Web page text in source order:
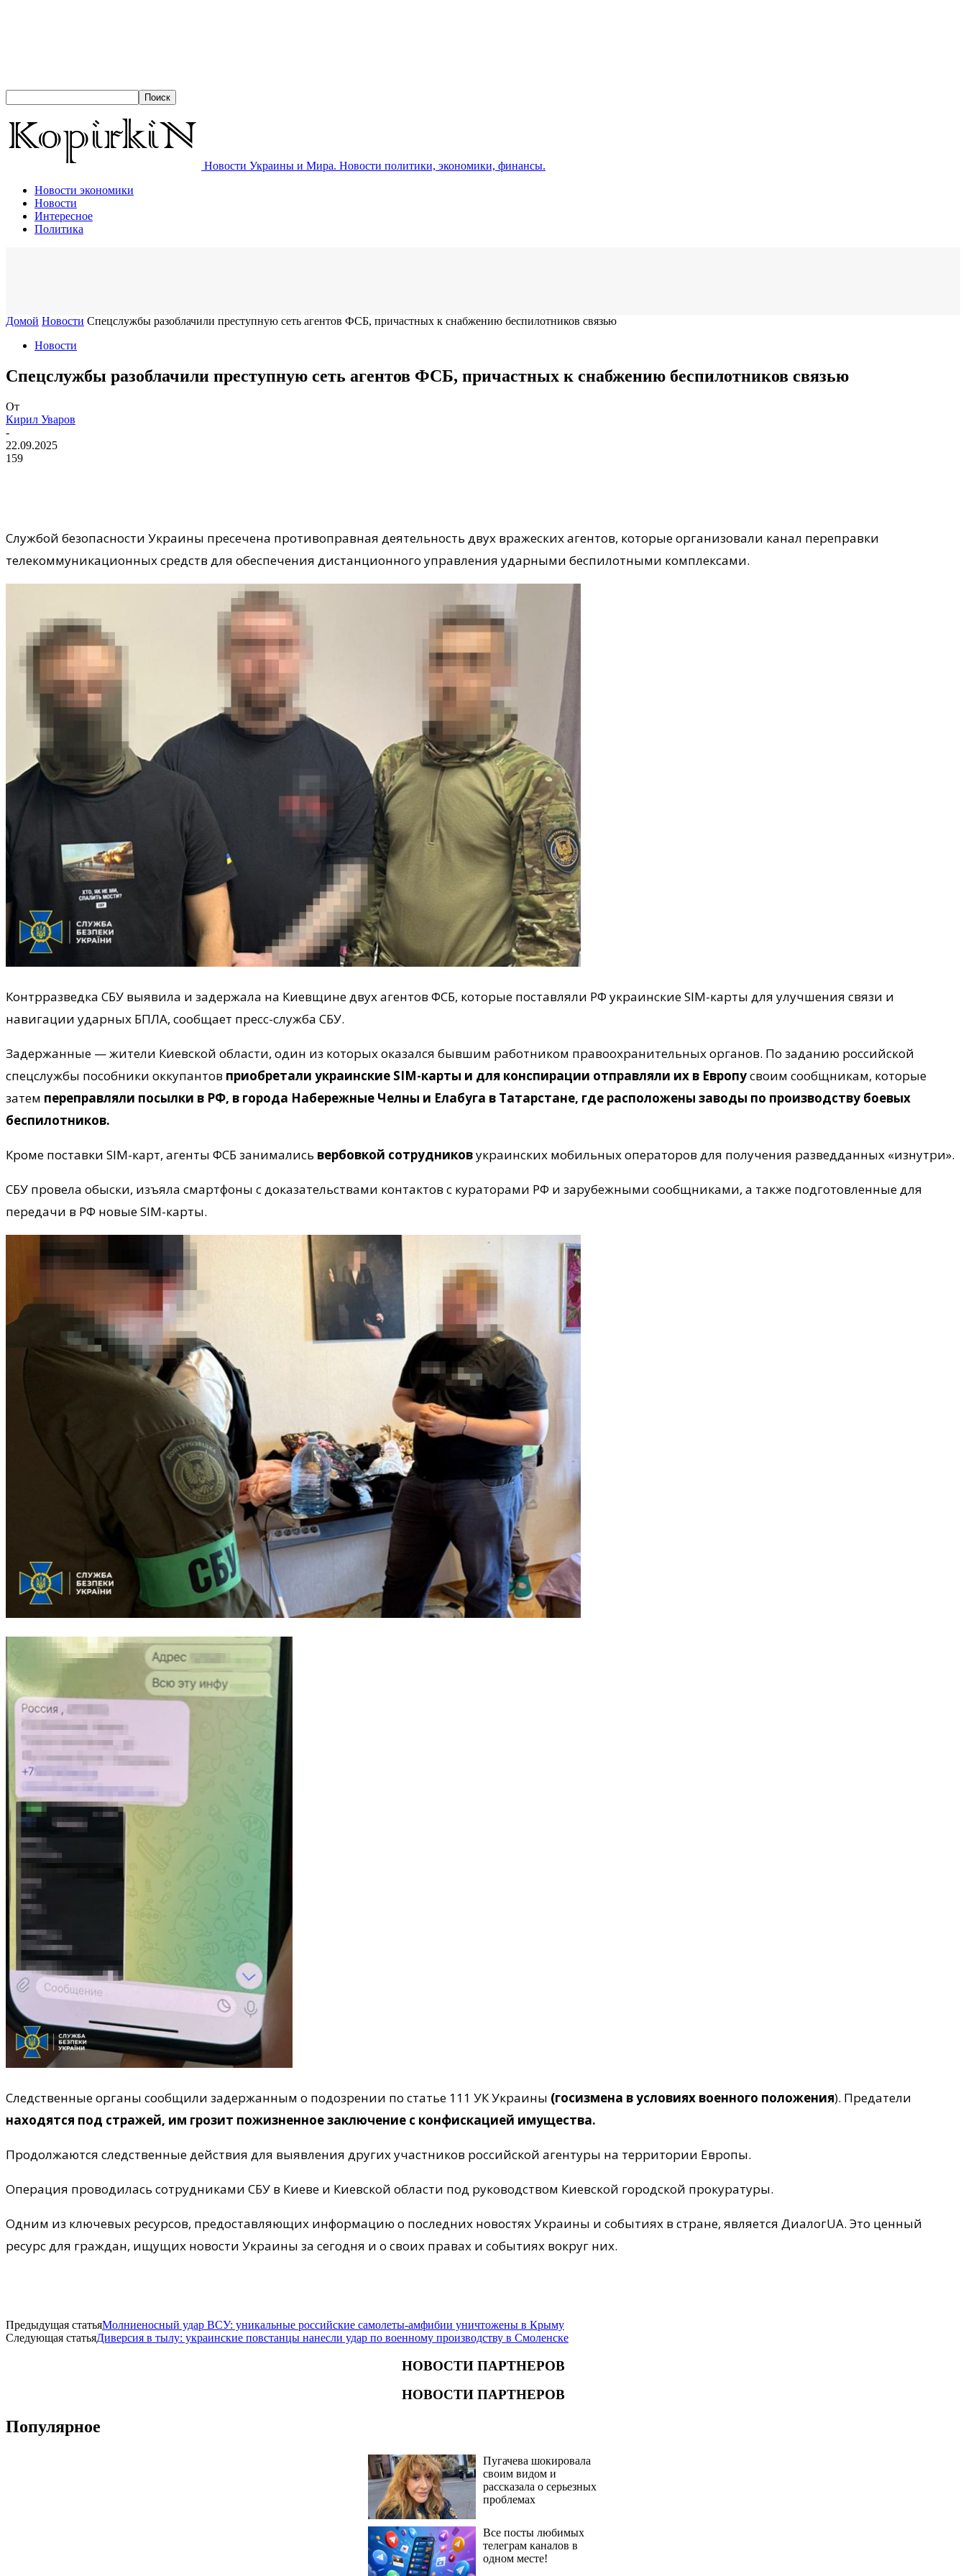
Новости Украины и Мира. Новости политики, экономики, финансы.
Новости экономики
Новости
Интересное
Политика
Домой Новости Спецслужбы разоблачили преступную сеть агентов ФСБ, причастных к снабжению беспилотников связью
Новости
Спецслужбы разоблачили преступную сеть агентов ФСБ, причастных к снабжению беспилотников связью
От
Кирил Уваров
-
22.09.2025
159
Службой безопасности Украины пресечена противоправная деятельность двух вражеских агентов, которые организовали канал переправки
телекоммуникационных средств для обеспечения дистанционного управления ударными беспилотными комплексами.
Контрразведка СБУ выявила и задержала на Киевщине двух агентов ФСБ, которые поставляли РФ украинские SIM-карты для улучшения связи и
навигации ударных БПЛА, сообщает пресс-служба СБУ.
Задержанные — жители Киевской области, один из которых оказался бывшим работником правоохранительных органов. По заданию российской
спецслужбы пособники оккупантов приобретали украинские SIM-карты и для конспирации отправляли их в Европусвоим сообщникам, которые
затем переправляли посылки в РФ, в города Набережные Челны и Елабуга в Татарстане, где расположены заводы по производству боевых
беспилотников.
Кроме поставки SIM-карт, агенты ФСБ занимались вербовкой сотрудниковукраинских мобильных операторов для получения разведданных «изнутри».
СБУ провела обыски, изъяла смартфоны с доказательствами контактов с кураторами РФ и зарубежными сообщниками, а также подготовленные для
передачи в РФ новые SIM-карты.
Следственные органы сообщили задержанным о подозрении по статье 111 УК Украины (госизмена в условиях военного положения). Предатели
находятся под стражей, им грозит пожизненное заключение с конфискацией имущества.
Продолжаются следственные действия для выявления других участников российской агентуры на территории Европы.
Операция проводилась сотрудниками СБУ в Киеве и Киевской области под руководством Киевской городской прокуратуры.
Одним из ключевых ресурсов, предоставляющих информацию о последних новостях Украины и событиях в стране, является ДиалогUA. Это ценный
ресурс для граждан, ищущих новости Украины за сегодня и о своих правах и событиях вокруг них.
Предыдущая статьяМолниеносный удар ВСУ: уникальные российские самолеты-амфибии уничтожены в Крыму
Следующая статьяДиверсия в тылу: украинские повстанцы нанесли удар по военному производству в Смоленске
НОВОСТИ ПАРТНЕРОВ
НОВОСТИ ПАРТНЕРОВ
Популярное
Пугачева шокировала
своим видом и
рассказала о серьезных
проблемах
Все посты любимых
телеграм каналов в
одном месте!